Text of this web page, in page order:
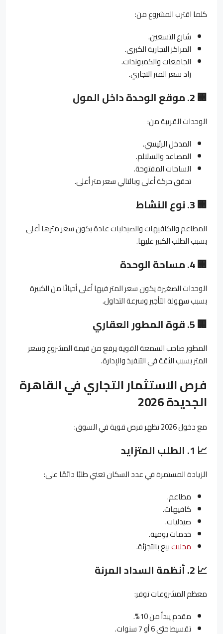
كلما اقترب المشروع من:
شارع التسعين.
المراكز التجارية الكبرى.
الجامعات والكمبوندات.
زاد سعر المتر التجاري.
🏢 موقع الوحدة داخل المول
الوحدات القريبة من:
المدخل الرئيسي.
المصاعد والسلالم.
الساحات المفتوحة.
تحقق حركة أعلى وبالتالي سعر متر أعلى.
🏢 نوع النشاط
المطاعم والكافيهات والصيدليات عادة يكون سعر مترها أعلى
بسبب الطلب الكبير عليها.
🏢 مساحة الوحدة
الوحدات الصغيرة يكون سعر المتر فيها أعلى أحيانًا من الكبيرة
بسبب سهولة التأجير وسرعة التداول.
🏢 قوة المطور العقاري
المطور صاحب السمعة القوية يرفع من قيمة المشروع وسعر
المتر بسبب الثقة في التنفيذ والإدارة.
فرص الاستثمار التجاري في القاهرة
الجديدة 2026
مع دخول 2026 تظهر فرص قوية في السوق:
📈 الطلب المتزايد
الزيادة المستمرة في عدد السكان تعني طلبًا دائمًا على:
مطاعم.
كافيهات.
صيدليات.
خدمات يومية.
محلاتبيع بالتجزئة.
📈 أنظمة السداد المرنة
معظم المشروعات توفر:
مقدم يبدأ من 10%.
تقسيط حتى 6 أو 7 سنوات.